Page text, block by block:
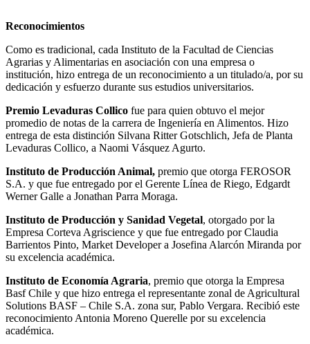
Reconocimientos
Como es tradicional, cada Instituto de la Facultad de Ciencias
Agrarias y Alimentarias en asociación con una empresa o
institución, hizo entrega de un reconocimiento a un titulado/a, por su
dedicación y esfuerzo durante sus estudios universitarios.
Premio Levaduras Collico fue para quien obtuvo el mejor
promedio de notas de la carrera de Ingeniería en Alimentos. Hizo
entrega de esta distinción Silvana Ritter Gotschlich, Jefa de Planta
Levaduras Collico, a Naomi Vásquez Agurto.
Instituto de Producción Animal, premio que otorga FEROSOR
S.A. y que fue entregado por el Gerente Línea de Riego, Edgardt
Werner Galle a Jonathan Parra Moraga.
Instituto de Producción y Sanidad Vegetal, otorgado por la
Empresa Corteva Agriscience y que fue entregado por Claudia
Barrientos Pinto, Market Developer a Josefina Alarcón Miranda por
su excelencia académica.
Instituto de Economía Agraria, premio que otorga la Empresa
Basf Chile y que hizo entrega el representante zonal de Agricultural
Solutions BASF – Chile S.A. zona sur, Pablo Vergara. Recibió este
reconocimiento Antonia Moreno Querelle por su excelencia
académica.